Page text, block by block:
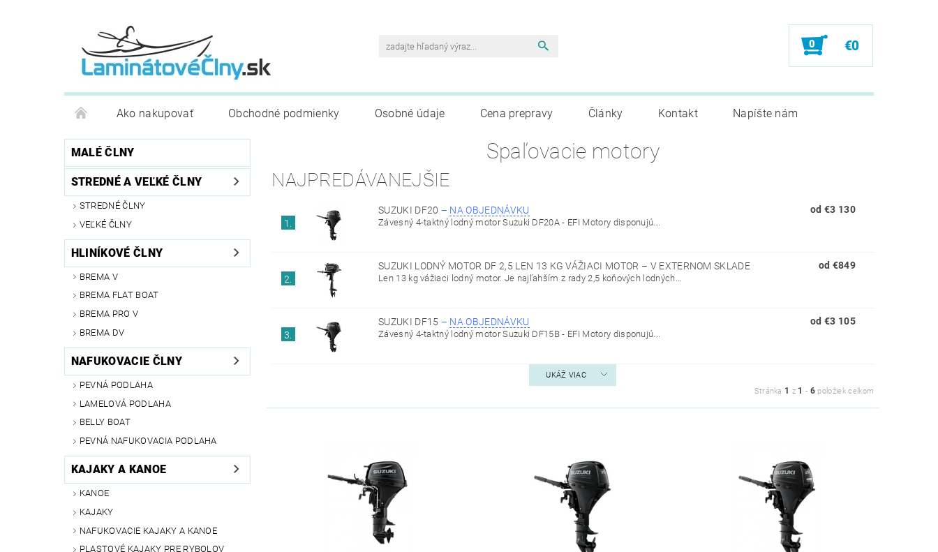
0 €0
Ako nakupovať Obchodné podmienky Osobné údaje Cena prepravy Články Kontakt Napíšte nám
MALÉ ČLNY
STREDNÉ A VEĽKÉ ČLNY
STREDNÉ ČLNY
VEĽKÉ ČLNY
HLINÍKOVÉ ČLNY
BREMA V
BREMA FLAT BOAT
BREMA PRO V
BREMA DV
NAFUKOVACIE ČLNY
PEVNÁ PODLAHA
LAMELOVÁ PODLAHA
BELLY BOAT
PEVNÁ NAFUKOVACIA PODLAHA
KAJAKY A KANOE
KANOE
KAJAKY
NAFUKOVACIE KAJAKY A KANOE
PLASTOVÉ KAJAKY PRE RYBOLOV
Spaľovacie motory
NAJPREDÁVANEJŠIE
1.
SUZUKI DF20 – NA OBJEDNÁVKU
Závesný 4-taktný lodný motor Suzuki DF20A - EFI Motory disponujú...
od €3 130
2.
SUZUKI LODNÝ MOTOR DF 2,5 LEN 13 KG VÁŽIACI MOTOR – V EXTERNOM SKLADE
Len 13 kg vážiaci lodný motor. Je najľahším z rady 2,5 koňových lodných...
od €849
3.
SUZUKI DF15 – NA OBJEDNÁVKU
Závesný 4-taktný lodný motor Suzuki DF15B - EFI Motory disponujú...
od €3 105
UKÁŽ VIAC
Stránka 1 z 1 - 6 položiek celkom